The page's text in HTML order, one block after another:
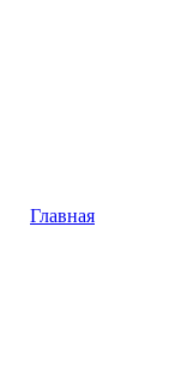
Главная